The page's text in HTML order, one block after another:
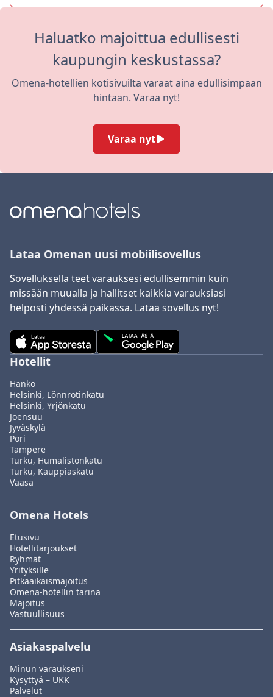
Haluatko majoittua edullisesti
kaupungin keskustassa?
Omena-hotellien kotisivuilta varaat aina edullisimpaan
hintaan. Varaa nyt!
Varaa nyt
Lataa Omenan uusi mobiilisovellus
Sovelluksella teet varauksesi edullisemmin kuin
missään muualla ja hallitset kaikkia varauksiasi
helposti yhdessä paikassa. Lataa sovellus nyt!
Hotellit
Hanko
Helsinki, Lönnrotinkatu
Helsinki, Yrjönkatu
Joensuu
Jyväskylä
Pori
Tampere
Turku, Humalistonkatu
Turku, Kauppiaskatu
Vaasa
Omena Hotels
Etusivu
Hotellitarjoukset
Ryhmät
Yrityksille
Pitkäaikaismajoitus
Omena-hotellin tarina
Majoitus
Vastuullisuus
Asiakaspalvelu
Minun varaukseni
Kysyttyä – UKK
Palvelut